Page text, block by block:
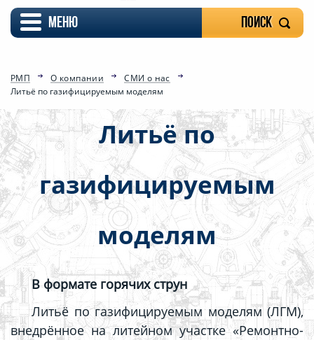
меню Поиск
РМП О компании
СМИ о нас
Литьё по газифицируемым моделям
Литьё по
газифицируемым
моделям
В формате горячих струн
Литьё по газифицируемым моделям (ЛГМ),
внедрённое на литейном участке «Ремонтно-